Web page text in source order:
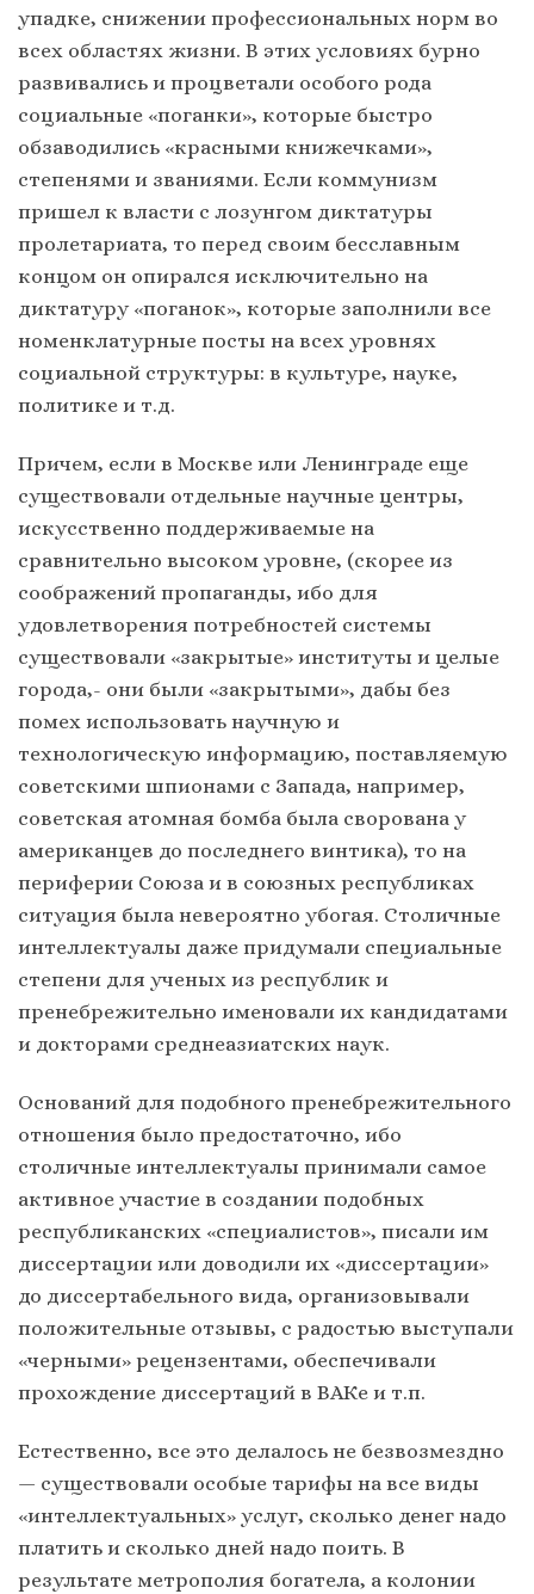
упадке, снижении профессиональных норм во
всех областях жизни. В этих условиях бурно
развивались и процветали особого рода
социальные «поганки», которые быстро
обзаводились «красными книжечками»,
степенями и званиями. Если коммунизм
пришел к власти с лозунгом диктатуры
пролетариата, то перед своим бесславным
концом он опирался исключительно на
диктатуру «поганок», которые заполнили все
номенклатурные посты на всех уровнях
социальной структуры: в культуре, науке,
политике и т.д.
Причем, если в Москве или Ленинграде еще
существовали отдельные научные центры,
искусственно поддерживаемые на
сравнительно высоком уровне, (скорее из
соображений пропаганды, ибо для
удовлетворения потребностей системы
существовали «закрытые» институты и целые
города,- они были «закрытыми», дабы без
помех использовать научную и
технологическую информацию, поставляемую
советскими шпионами с Запада, например,
советская атомная бомба была сворована у
американцев до последнего винтика), то на
периферии Союза и в союзных республиках
ситуация была невероятно убогая. Столичные
интеллектуалы даже придумали специальные
степени для ученых из республик и
пренебрежительно именовали их кандидатами
и докторами среднеазиатских наук.
Оснований для подобного пренебрежительного
отношения было предостаточно, ибо
столичные интеллектуалы принимали самое
активное участие в создании подобных
республиканских «специалистов», писали им
диссертации или доводили их «диссертации»
до диссертабельного вида, организовывали
положительные отзывы, с радостью выступали
«черными» рецензентами, обеспечивали
прохождение диссертаций в ВАКе и т.п.
Естественно, все это делалось не безвозмездно
— существовали особые тарифы на все виды
«интеллектуальных» услуг, сколько денег надо
платить и сколько дней надо поить. В
результате метрополия богатела, а колонии